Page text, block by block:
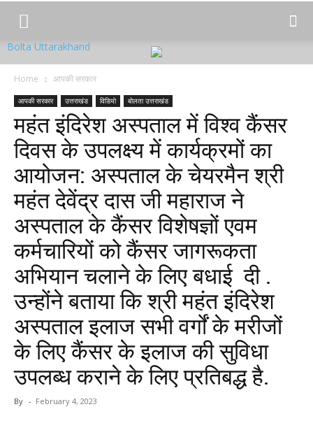
Bolta Uttarakhand
Home आपकी सरकार
आपकी सरकार उत्तराखंड विडियो बोलता उत्तराखंड
महंत इंदिरेश अस्पताल में विश्व कैंसर
दिवस के उपलक्ष्य में कार्यक्रमों का
आयोजन: अस्पताल के चेयरमैन श्री
महंत देवेंद्र दास जी महाराज ने
अस्पताल के कैंसर विशेषज्ञों एवम
कर्मचारियों को कैंसर जागरूकता
अभियान चलाने के लिए बधाई दी .
उन्होंने बताया कि श्री महंत इंदिरेश
अस्पताल इलाज सभी वर्गों के मरीजों
के लिए कैंसर के इलाज की सुविधा
उपलब्ध कराने के लिए प्रतिबद्ध है.
By - February 4, 2023